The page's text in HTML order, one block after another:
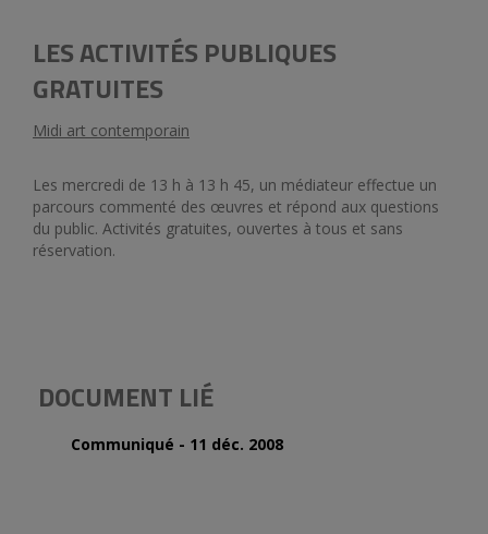
LES ACTIVITÉS PUBLIQUES
GRATUITES
Midi art contemporain
Les mercredi de 13 h à 13 h 45, un médiateur effectue un
parcours commenté des œuvres et répond aux questions
du public. Activités gratuites, ouvertes à tous et sans
réservation.
DOCUMENT LIÉ
Communiqué - 11 déc. 2008